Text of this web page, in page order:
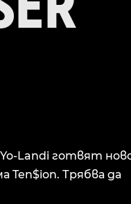
Landi готвят
Ten$ion. Трябва да